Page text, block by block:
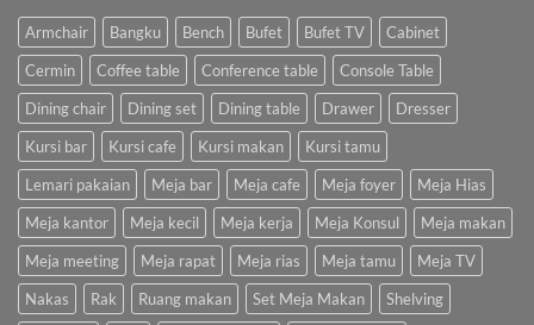
Armchair Bangku Bench Bufet Bufet TV
Cabinet
Cermin
Coffee table Conference table
Console Table
Dining chair
Dining set Dining table Drawer
Dresser
Kursi bar
Kursi cafe Kursi makan
Kursi tamu
Lemari pakaian
Meja bar Meja cafe Meja foyer
Meja Hias
Meja kantor
Meja kecil Meja kerja Meja Konsul
Meja makan
Meja meeting
Meja rapat Meja rias Meja tamu
Meja TV
Nakas
Rak Ruang makan Set Meja Makan
Shelving